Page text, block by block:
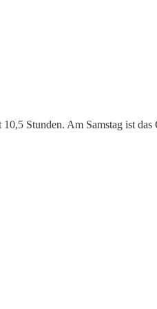
Stunden. Am Samstag ist